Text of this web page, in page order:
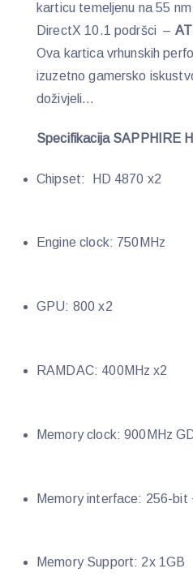
karticu temeljenu na 55
DirectX 10.1 podršci –
Ova kartica vrhunskih
izuzetno gamersko
doživjeli…
Specifikacija SAPPHIRE
Chipset: HD 4870 x2
Engine clock: 750MHz
GPU: 800 x2
RAMDAC: 400MHz x2
Memory clock: 900MHz
Memory interface: 256-bit
Memory Support: 2x 1GB